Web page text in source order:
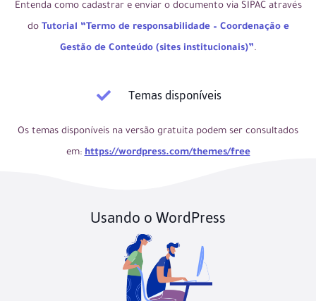
Entenda como cadastrar e enviar o documento via SIPAC através
do Tutorial “Termo de responsabilidade – Coordenação e
Gestão de Conteúdo (sites institucionais)”.
Temas disponíveis
Os temas disponíveis na versão gratuita podem ser consultados
em:https://wordpress.com/themes/free
Usando o WordPress